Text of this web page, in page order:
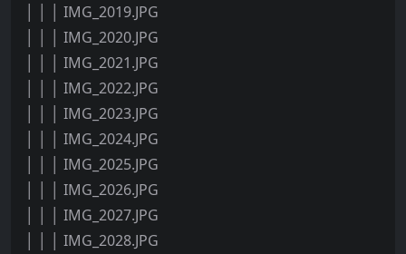
│ │ │ IMG_2019.JPG
│ │ │ IMG_2020.JPG
│ │ │ IMG_2021.JPG
│ │ │ IMG_2022.JPG
│ │ │ IMG_2023.JPG
│ │ │ IMG_2024.JPG
│ │ │ IMG_2025.JPG
│ │ │ IMG_2026.JPG
│ │ │ IMG_2027.JPG
│ │ │ IMG_2028.JPG